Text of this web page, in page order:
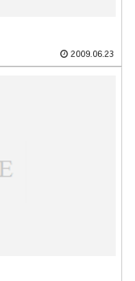
2009.06.23